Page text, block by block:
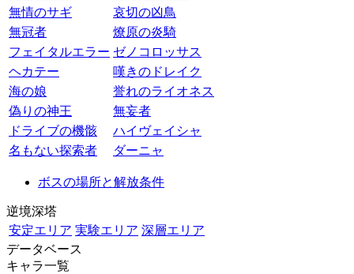
無情のサギ
哀切の凶鳥
無冠者
燎原の炎騎
フェイタルエラー ゼノコロッサス
ヘカテー
嘆きのドレイク
海の娘
誉れのライオネス
偽りの神王
無妄者
ドライブの機骸
ハイヴェイシャ
名もない探索者
ダーニャ
ボスの場所と解放条件
逆境深塔
安定エリア 実験エリア 深層エリア
データベース
キャラ一覧